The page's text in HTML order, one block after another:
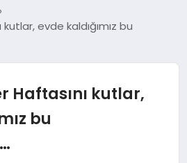
evde kaldığımız bu
Haftasını kutlar,
bu